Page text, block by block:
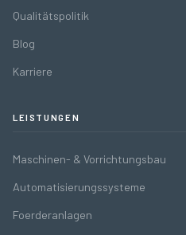
Qualitätspolitik
Blog
Karriere
LEISTUNGEN
Maschinen- & Vorrichtungsbau
Automatisierungssysteme
Foerderanlagen